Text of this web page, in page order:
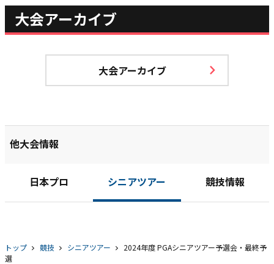
大会アーカイブ
大会アーカイブ
他大会情報
日本プロ シニアツアー 競技情報
トップ 競技 シニアツアー
2024年度 PGAシニアツアー予選会・最終予
選